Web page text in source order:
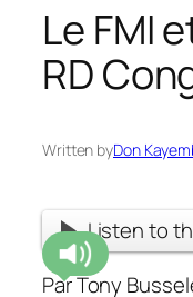
Le FMI
RD
Written byDon
Listen to
Par Tony